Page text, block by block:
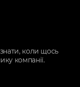
коли щось
компанії.